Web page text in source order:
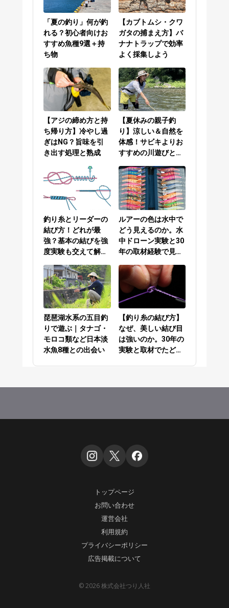
「夏の釣り」何が釣
れる？初心者向けお
すすめ魚種9選＋持
ち物
【カブトムシ・クワ
ガタの捕まえ方】バ
ナナトラップで効率
よく採集しよう
【アジの締め方と持
ち帰り方】冷やし過
ぎはNG？旨味を引
き出す処理と熟成
【夏休みの親子釣
り】涼しい＆自然を
体感！サビキよりお
すすめの川遊びと
釣り糸とリーダーの
結び方！どれが最
強？基本の結びを強
度実験も交えて解説
ーの結び方編
ルアーの色は水中で
どう見えるのか。水
中ドローン実験と30
年の取材経験で見え
琵琶湖水系の五目釣
りで遊ぶ｜タナゴ・
モロコ類など日本淡
水魚8種との出会い
【釣り糸の結び方】
なぜ、美しい結び目
は強いのか。30年の
実験と取材でたどり
トップページ
お問い合わせ
運営会社
利用規約
プライバシーポリシー
広告掲載について
© 2026 株式会社つり人社